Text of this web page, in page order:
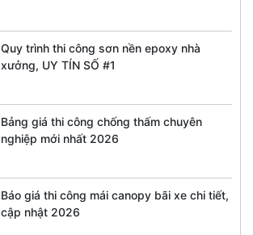
Quy trình thi công sơn nền epoxy nhà
xưởng, UY TÍN SỐ #1
Bảng giá thi công chống thấm chuyên
nghiệp mới nhất 2026
Báo giá thi công mái canopy bãi xe chi tiết,
cập nhật 2026